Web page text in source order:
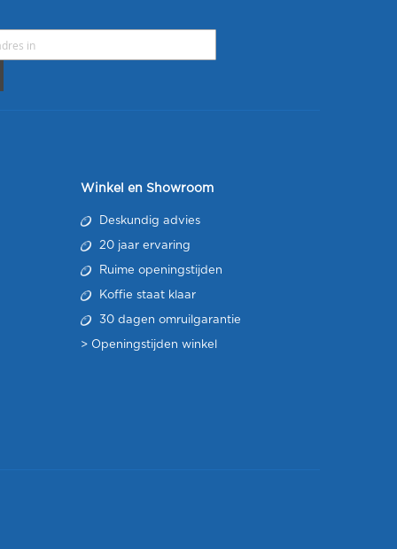
Winkel en Showroom
Deskundig advies
20 jaar ervaring
Ruime openingstijden
Koffie staat klaar
30 dagen omruilgarantie
> Openingstijden winkel